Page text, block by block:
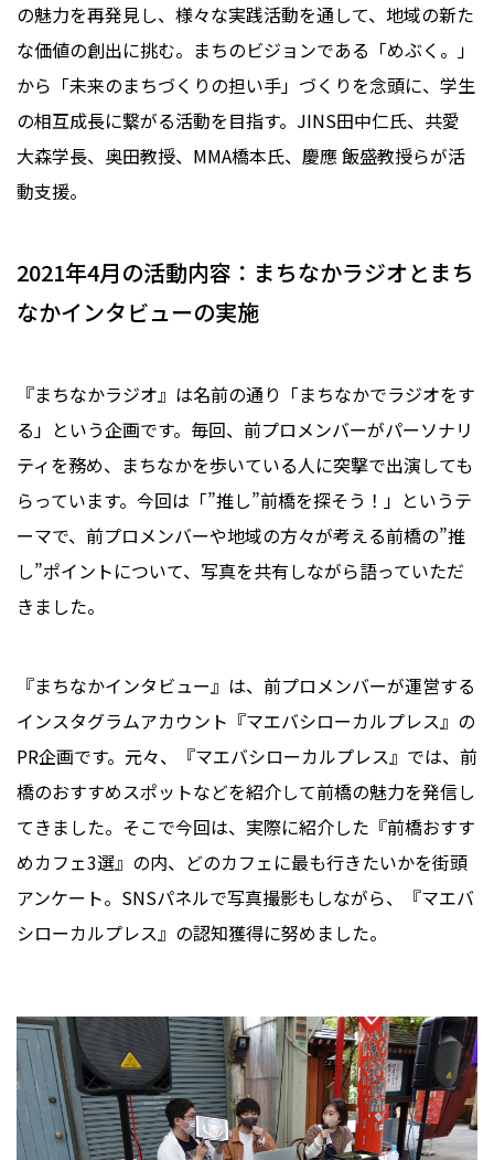
の魅力を再発見し、様々な実践活動を通して、地域の新た
な価値の創出に挑む。まちのビジョンである「めぶく。」
から「未来のまちづくりの担い手」づくりを念頭に、学生
の相互成長に繋がる活動を目指す。JINS田中仁氏、共愛
大森学長、奥田教授、MMA橋本氏、慶應 飯盛教授らが活
動支援。
2021年4月の活動内容：まちなかラジオとまち
なかインタビューの実施
『まちなかラジオ』は名前の通り「まちなかでラジオをす
る」という企画です。毎回、前プロメンバーがパーソナリ
ティを務め、まちなかを歩いている人に突撃で出演しても
らっています。今回は「”推し”前橋を探そう！」というテ
ーマで、前プロメンバーや地域の方々が考える前橋の”推
し”ポイントについて、写真を共有しながら語っていただ
きました。
『まちなかインタビュー』は、前プロメンバーが運営する
インスタグラムアカウント『マエバシローカルプレス』の
PR企画です。元々、『マエバシローカルプレス』では、前
橋のおすすめスポットなどを紹介して前橋の魅力を発信し
てきました。そこで今回は、実際に紹介した『前橋おすす
めカフェ3選』の内、どのカフェに最も行きたいかを街頭
アンケート。SNSパネルで写真撮影もしながら、『マエバ
シローカルプレス』の認知獲得に努めました。